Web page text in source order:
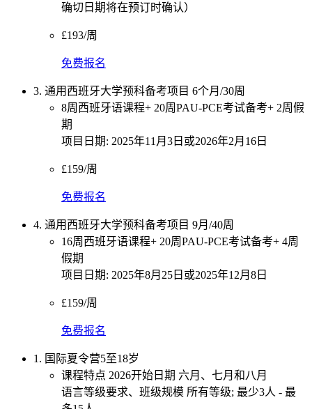
确切日期将在预订时确认）
£193/周
免费报名
3. 通用西班牙大学预科备考项目 6个月/30周
8周西班牙语课程+ 20周PAU-PCE考试备考+ 2周假
期
项目日期: 2025年11月3日或2026年2月16日
£159/周
免费报名
4. 通用西班牙大学预科备考项目 9月/40周
16周西班牙语课程+ 20周PAU-PCE考试备考+ 4周
假期
项目日期: 2025年8月25日或2025年12月8日
£159/周
免费报名
1. 国际夏令营5至18岁
课程特点 2026开始日期 六月、七月和八月
语言等级要求、班级规模 所有等级; 最少3人 - 最